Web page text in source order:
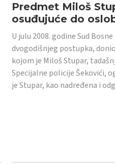
Predmet Miloš
osuđujuće do
U julu 2008. godine Sud
dvogodišnjeg postupka,
kojom je Miloš Stupar,
Specijalne policije Šekovići,
je Stupar, kao nadređena i